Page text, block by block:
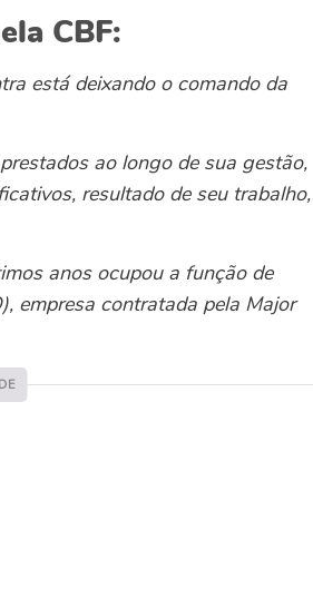
CBF:
está deixando o comando da
ao longo de sua gestão,
resultado de seu trabalho,
anos ocupou a função de
empresa contratada pela Major